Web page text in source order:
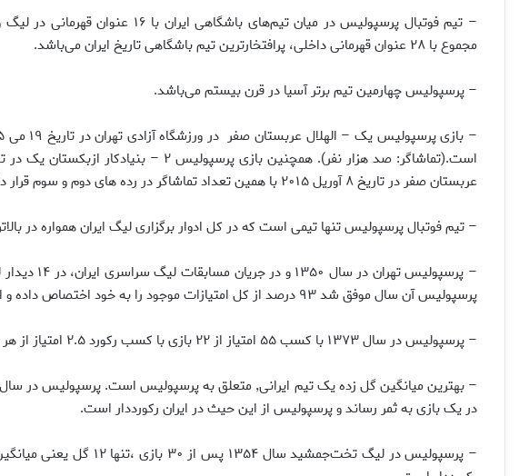
مجموع با ۲۸ عنوان قهرمانی داخلی، پرافتخارترین تیم باشگاهی تاریخ ایران می‌باشد.
– پرسپولیس چهارمین تیم برتر آسیا در قرن بیستم می‌باشد.
عربستان صفر در تاریخ ۸ آوریل ۲۰۱۵ با همین تعداد تماشاگر در رده های دوم و سوم قرار دارند.
– تیم فوتبال پرسپولیس تنها تیمی است که در کل ادوار برگزاری لیگ ایران همواره در
پرسپولیس آن سال موفق شد ۹۳ درصد از کل امتیازات موجود را به خود اختصاص داده و از این حیث صاحب رکورد شود.
– پرسپولیس در سال ۱۳۷۳ با کسب ۵۵ امتیاز از ۲۲ بازی با کسب رکورد ۲.۵ امتیاز از هر بازی رکوردعجیبی خلق کرد.
در یک بازی به ثمر رساند و پرسپولیس از این حیث در ایران رکورددار است.